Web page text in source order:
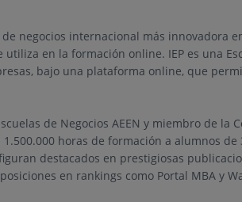
negocios internacional más innovadora
en la formación online. IEP es una
bajo una plataforma online, que
de Negocios AEEN y miembro de la
horas de formación a alumnos de
destacados en prestigiosas
en rankings como Portal MBA y